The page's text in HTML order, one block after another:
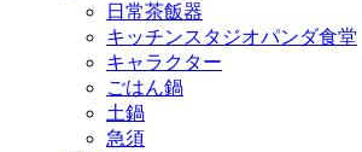
日常茶飯器
キッチンスタジオパンダ食堂
キャラクター
ごはん鍋
土鍋
急須